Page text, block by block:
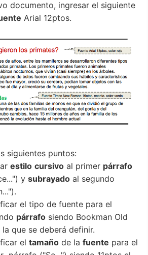
documento, ingresar el siguiente
Arial 12ptos.
siguientes puntos:
estilo cursivo al primer párrafo
y subrayado al segundo
el tipo de fuente para el
párrafo siendo Bookman Old
la que se deberá definir.
el tamaño de la fuente para el